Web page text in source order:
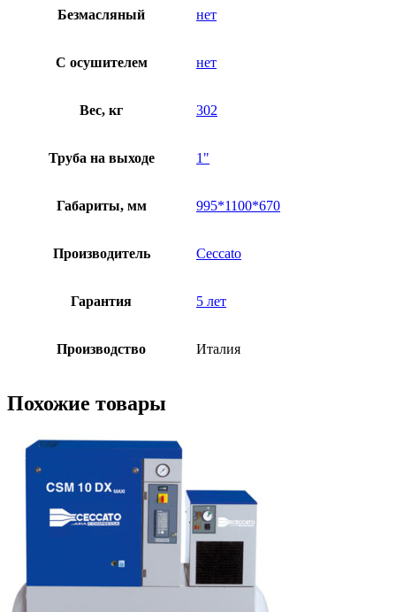
Безмасляный нет
C осушителем нет
Вес, кг 302
Труба на выходе 1"
Габариты, мм 995*1100*670
Производитель Ceccato
Гарантия 5 лет
Производство Италия
Похожие товары